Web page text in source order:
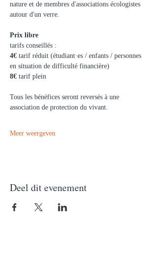
nature et de membres d'associations écologistes
autour d'un verre.
Prix libre
tarifs conseillés :
4€ tarif réduit (étudiant·es / enfants / personnes
en situation de difficulté financière)
8€ tarif plein
Tous les bénéfices seront reversés à une
association de protection du vivant.
Meer weergeven
Deel dit evenement